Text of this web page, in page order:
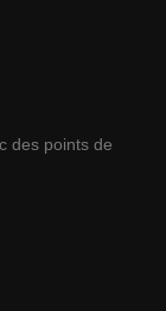
des points de